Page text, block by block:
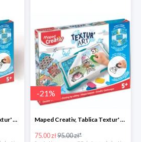
Maped Creativ Tablica Textur' Art do odrysowania i teksturowania
-21%
Maped Creativ, Tablica Textur' Art do odrysowania i teksturowania
75.00 zł95.00 zł*